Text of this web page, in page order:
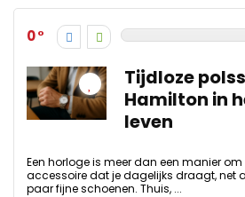
0
Tijdloze
Hamilton in
leven
Een horloge is meer dan een manier om
accessoire dat je dagelijks draagt, net
paar fijne schoenen. Thuis, ...